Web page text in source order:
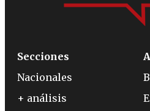
Secciones
Nacionales
+ análisis